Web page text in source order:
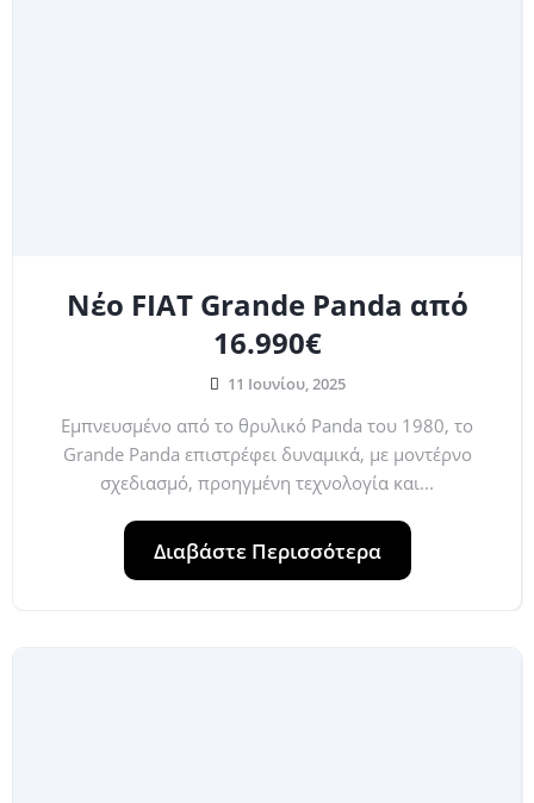
Νέο FIAT Grande Panda από
16.990€
11 Ιουνίου, 2025
Εμπνευσμένο από το θρυλικό Panda του 1980, το
Grande Panda επιστρέφει δυναμικά, με μοντέρνο
σχεδιασμό, προηγμένη τεχνολογία και...
Διαβάστε Περισσότερα